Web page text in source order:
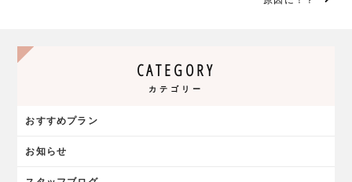
CATEGORY
カテゴリー
おすすめプラン
お知らせ